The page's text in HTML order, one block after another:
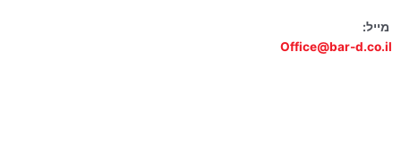
מייל:
Office@bar-d.co.il